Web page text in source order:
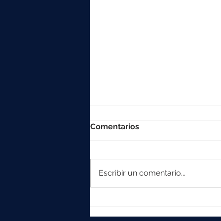
Comentarios
Escribir un comentario...